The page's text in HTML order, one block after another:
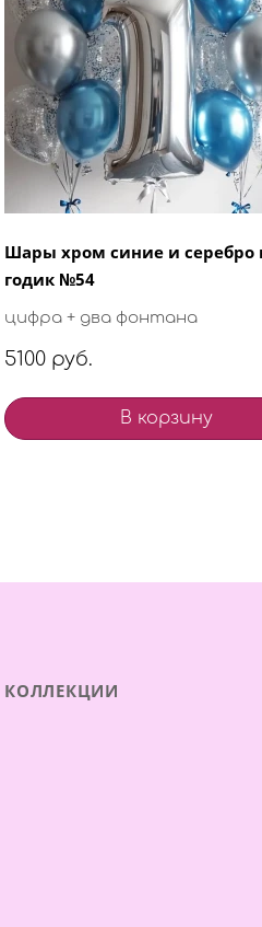
Шары хром синие и серебро
годик №54
цифра + два фонтана
5100 руб.
В корзину
КОЛЛЕКЦИИ